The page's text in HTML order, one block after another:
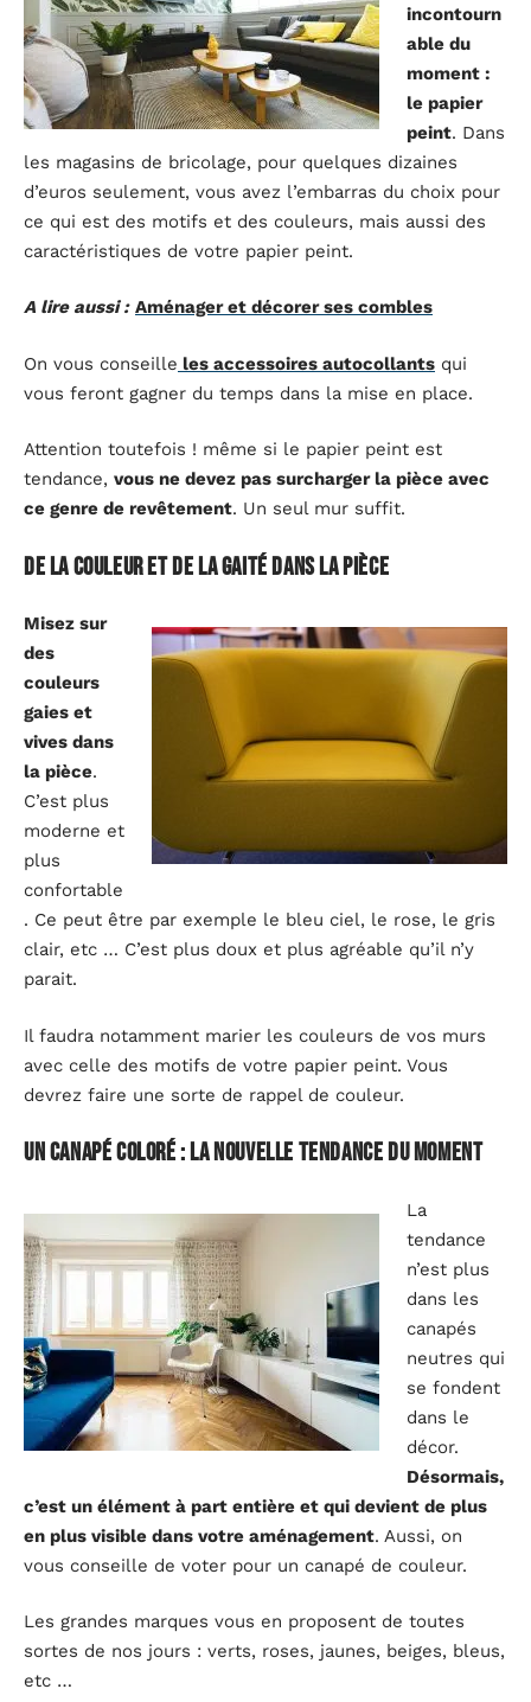
incontourn
able du
moment :
le papier
peint. Dans
les magasins de bricolage, pour quelques dizaines
d’euros seulement, vous avez l’embarras du choix pour
ce qui est des motifs et des couleurs, mais aussi des
caractéristiques de votre papier peint.
A lire aussi : Aménager et décorer ses combles
On vous conseille les accessoires autocollants qui
vous feront gagner du temps dans la mise en place.
Attention toutefois ! même si le papier peint est
tendance, vous ne devez pas surcharger la pièce avec
ce genre de revêtement. Un seul mur suffit.
De la couleur et de la gaité dans la pièce
Misez sur
des
couleurs
gaies et
vives dans
la pièce.
C’est plus
moderne et
plus
confortable
. Ce peut être par exemple le bleu ciel, le rose, le gris
clair, etc … C’est plus doux et plus agréable qu’il n’y
parait.
Il faudra notamment marier les couleurs de vos murs
avec celle des motifs de votre papier peint. Vous
devrez faire une sorte de rappel de couleur.
Un canapécoloré : la nouvelle tendance du moment
La
tendance
n’est plus
dans les
canapés
neutres qui
se fondent
dans le
décor.
Désormais,
c’est un élément à part entière et qui devient de plus
en plus visible dans votre aménagement. Aussi, on
vous conseille de voter pour un canapé de couleur.
Les grandes marques vous en proposent de toutes
sortes de nos jours : verts, roses, jaunes, beiges, bleus,
etc …